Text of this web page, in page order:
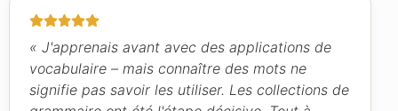
« J'apprenais avant avec des applications de
vocabulaire – mais connaître des mots ne
signifie pas savoir les utiliser. Les collections de